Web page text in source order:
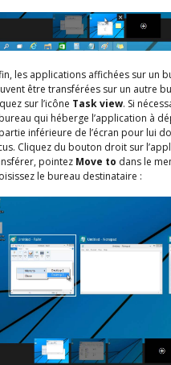
les applications affichées sur un
être transférées sur un autre
sur l’icône Task view. Si
qui héberge l’application à
inférieure de l’écran pour lui
Cliquez du bouton droit sur
pointez Move to dans le
le bureau destinataire :